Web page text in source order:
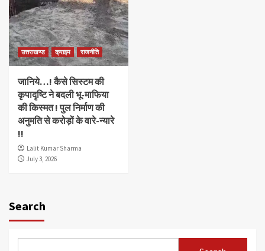
उत्तराखण्ड क्राइम राजनीति
जानिये…! कैसे सिस्टम की
कृपादृष्टि ने बदली भू-माफिया
की किस्मत ! पुल निर्माण की
अनुमति से करोड़ों के वारे-न्यारे
!!
Lalit Kumar Sharma
July 3, 2026
Search